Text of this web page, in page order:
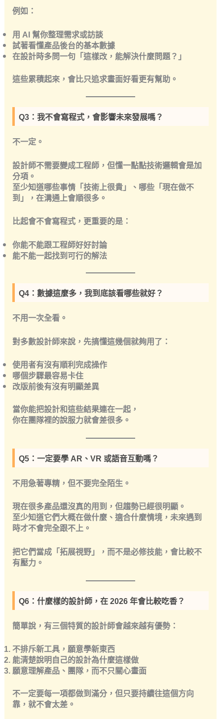
例如：
用 AI 幫你整理需求或訪談
試著看懂產品後台的基本數據
在設計時多問一句「這樣改，能解決什麼問題？」
這些累積起來，會比只追求畫面好看更有幫助。
Q3：我不會寫程式，會影響未來發展嗎？
不一定。
設計師不需要變成工程師，但懂一點點技術邏輯會是加
分項。
至少知道哪些事情「技術上很貴」、哪些「現在做不
到」，在溝通上會順很多。
比起會不會寫程式，更重要的是：
你能不能跟工程師好好討論
能不能一起找到可行的解法
Q4：數據這麼多，我到底該看哪些就好？
不用一次全看。
對多數設計師來說，先搞懂這幾個就夠用了：
使用者有沒有順利完成操作
哪個步驟最容易卡住
改版前後有沒有明顯差異
當你能把設計和這些結果連在一起，
你在團隊裡的說服力就會差很多。
Q5：一定要學 AR、VR 或語音互動嗎？
不用急著專精，但不要完全陌生 。
現在很多產品還沒真的用到，但趨勢已經很明顯。
至少知道它們大概在做什麼、適合什麼情境，未來遇到
時才不會完全跟不上。
把它們當成「拓展視野」，而不是必修技能，會比較不
有壓力。
Q6：什麼樣的設計師，在 2026 年會比較吃香？
簡單說，有三個特質的設計師會越來越有優勢：
不排斥新工具，願意學新東西
能清楚說明自己的設計為什麼這樣做
願意理解產品、團隊，而不只關心畫面
不一定要每一項都做到滿分，但只要持續往這個方向
靠，就不會太差。